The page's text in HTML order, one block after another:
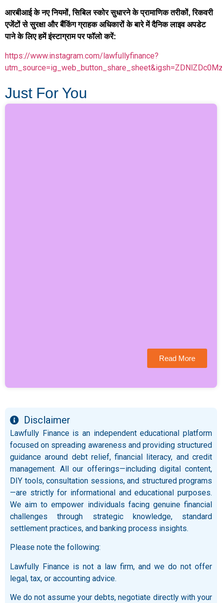
आरबीआई के नए नियमों, सिबिल स्कोर सुधारने के प्रामाणिक तरीकों, रिकवरी
एजेंटों से सुरक्षा और बैंकिंग ग्राहक अधिकारों के बारे में दैनिक लाइव अपडेट
पाने के लिए हमें इंस्टाग्राम पर फॉलो करें:
https://www.instagram.com/lawfullyfinance?
Just For You
Read More
Disclaimer
Lawfully Finance is an independent educational platform
focused on spreading awareness and providing structured
guidance around debt relief, financial literacy, and credit
management. All our offerings—including digital content,
DIY tools, consultation sessions, and structured programs
—are strictly for informational and educational purposes.
We aim to empower individuals facing genuine financial
challenges through strategic knowledge, standard
settlement practices, and banking process insights.
Please note the following:
Lawfully Finance is not a law firm, and we do not offer
legal, tax, or accounting advice.
We do not assume your debts, negotiate directly with your